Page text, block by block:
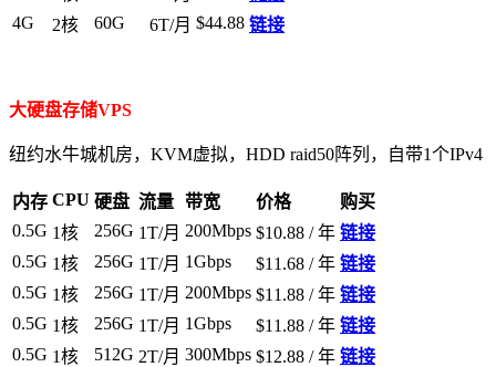
4G
2核 60G 6T/月 $44.88 链接
大硬盘存储VPS
纽约水牛城机房，KVM虚拟，HDD raid50阵列，自带1个IPv4
内存 CPU 硬盘 流量 带宽 价格
购买
0.5G 1核 256G 1T/月 200Mbps $10.88 / 年 链接
0.5G 1核 256G 1T/月 1Gbps $11.68 / 年 链接
0.5G 1核 256G 1T/月 200Mbps $11.88 / 年 链接
0.5G 1核 256G 1T/月 1Gbps $11.88 / 年 链接
0.5G 1核 512G 2T/月 300Mbps $12.88 / 年 链接